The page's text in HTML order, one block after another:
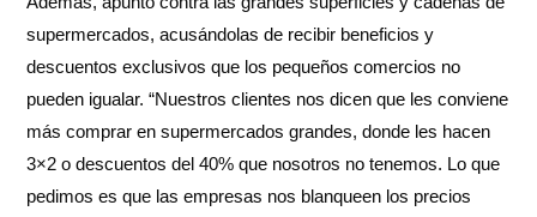
supermercados, acusándolas de recibir beneficios y
descuentos exclusivos que los pequeños comercios no
pueden igualar. “Nuestros clientes nos dicen que les conviene
más comprar en supermercados grandes, donde les hacen
3×2 o descuentos del 40% que nosotros no tenemos. Lo que
pedimos es que las empresas nos blanqueen los precios